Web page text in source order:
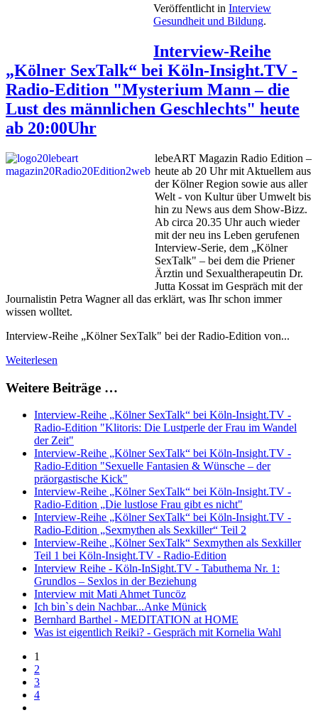
Veröffentlicht in Interview
Gesundheit und Bildung.
Interview-Reihe
„Kölner SexTalk“ bei Köln-Insight.TV -
Radio-Edition "Mysterium Mann – die
Lust des männlichen Geschlechts" heute
ab 20:00Uhr
lebeART Magazin Radio Edition –
heute ab 20 Uhr mit Aktuellem aus
der Kölner Region sowie aus aller
Welt - von Kultur über Umwelt bis
hin zu News aus dem Show-Bizz.
Ab circa 20.35 Uhr auch wieder
mit der neu ins Leben gerufenen
Interview-Serie, dem „Kölner
SexTalk" – bei dem die Priener
Ärztin und Sexualtherapeutin Dr.
Jutta Kossat im Gespräch mit der
Journalistin Petra Wagner all das erklärt, was Ihr schon immer
wissen wolltet.
Interview-Reihe „Kölner SexTalk" bei der Radio-Edition von...
Weiterlesen
Weitere Beiträge …
Interview-Reihe „Kölner SexTalk“ bei Köln-Insight.TV -
Radio-Edition "Klitoris: Die Lustperle der Frau im Wandel
der Zeit"
Interview-Reihe „Kölner SexTalk“ bei Köln-Insight.TV -
Radio-Edition "Sexuelle Fantasien & Wünsche – der
präorgastische Kick"
Interview-Reihe „Kölner SexTalk“ bei Köln-Insight.TV -
Radio-Edition „Die lustlose Frau gibt es nicht"
Interview-Reihe „Kölner SexTalk“ bei Köln-Insight.TV -
Radio-Edition „Sexmythen als Sexkiller“ Teil 2
Interview-Reihe „Kölner SexTalk“ Sexmythen als Sexkiller
Teil 1 bei Köln-Insight.TV - Radio-Edition
Interview Reihe - Köln-InSight.TV - Tabuthema Nr. 1:
Grundlos – Sexlos in der Beziehung
Interview mit Mati Ahmet Tuncöz
Ich bin`s dein Nachbar...Anke Münick
Bernhard Barthel - MEDITATION at HOME
Was ist eigentlich Reiki? - Gespräch mit Kornelia Wahl
1
2
3
4